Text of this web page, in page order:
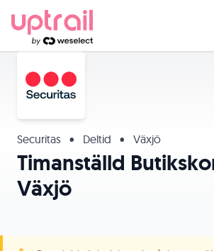
Securitas • Deltid • Växjö
Timanställd
Växjö